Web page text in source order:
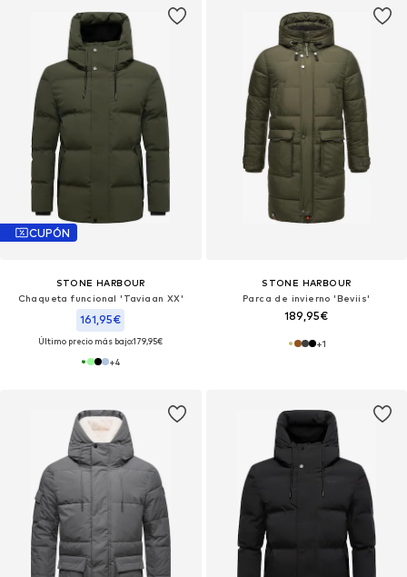
CUPÓN
STONE HARBOUR
Chaqueta funcional 'Taviaan XX'
161,95€
Último precio más bajo:179,95€
+4
STONE HARBOUR
Parca de invierno 'Beviis'
189,95€
+1